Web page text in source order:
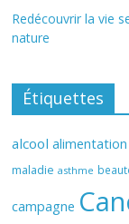
Redécouvrir la vie
nature
Étiquettes
alcool alimentation
maladie asthme
campagne